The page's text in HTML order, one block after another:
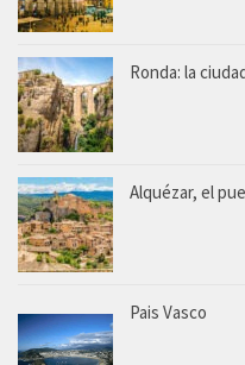
Ronda: la
Alquézar, el
Pais Vasco